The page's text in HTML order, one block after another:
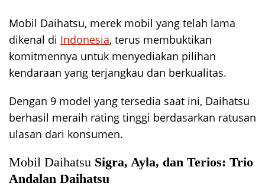
Mobil Daihatsu, merek mobil yang telah lama
dikenal di Indonesia, terus membuktikan
komitmennya untuk menyediakan pilihan
kendaraan yang terjangkau dan berkualitas.
Dengan 9 model yang tersedia saat ini, Daihatsu
berhasil meraih rating tinggi berdasarkan ratusan
ulasan dari konsumen.
Mobil Daihatsu Sigra, Ayla, dan Terios: Trio
Andalan Daihatsu